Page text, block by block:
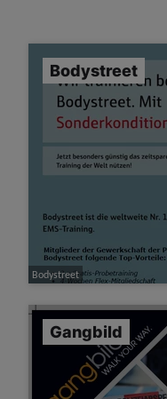
Bodystreet
Bodystreet
Gangbild